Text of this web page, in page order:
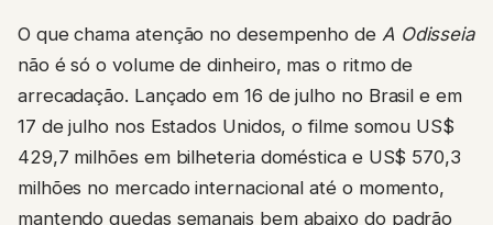
O que chama atenção no desempenho de A Odisseia
não é só o volume de dinheiro, mas o ritmo de
arrecadação. Lançado em 16 de julho no Brasil e em
17 de julho nos Estados Unidos, o filme somou US$
429,7 milhões em bilheteria doméstica e US$ 570,3
milhões no mercado internacional até o momento,
mantendo quedas semanais bem abaixo do padrão